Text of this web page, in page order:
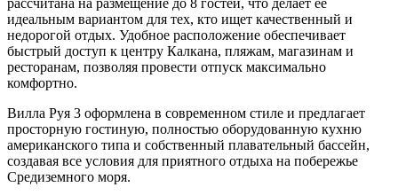
идеальным вариантом для тех, кто ищет качественный и
недорогой отдых. Удобное расположение обеспечивает
быстрый доступ к центру Калкана, пляжам, магазинам и
ресторанам, позволяя провести отпуск максимально
комфортно.
Вилла Руя 3 оформлена в современном стиле и предлагает
просторную гостиную, полностью оборудованную кухню
американского типа и собственный плавательный бассейн,
создавая все условия для приятного отдыха на побережье
Средиземного моря.